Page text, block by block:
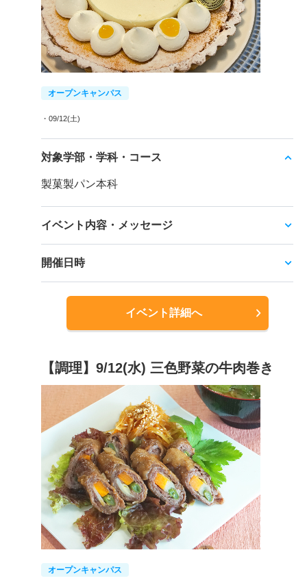
オープンキャンパス
・09/12(土)
対象学部・学科・コース
製菓製パン本科
イベント内容・メッセージ
開催日時
イベント詳細へ
【調理】9/12(水) 三色野菜の牛肉巻き
オープンキャンパス